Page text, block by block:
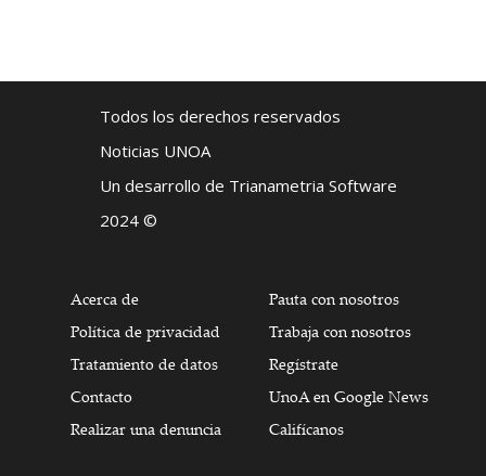
Todos los derechos reservados
Noticias UNOA
Un desarrollo de Trianametria Software
2024 ©
Acerca de
Política de privacidad
Tratamiento de datos
Contacto
Realizar una denuncia
Pauta con nosotros
Trabaja con nosotros
Regístrate
UnoA en Google News
Califícanos